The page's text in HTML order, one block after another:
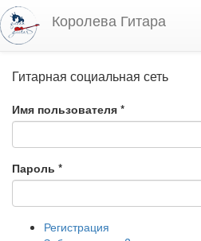
Перейти к основному содержанию
Королева Гитара
Гитарная социальная сеть
Имя пользователя *
Пароль *
Регистрация